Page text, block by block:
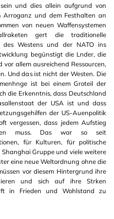
und dies allein aufgrund von
Arroganz und dem Festhalten an
von neuen Waffensystemen
gert die traditionelle
Westens und der NATO ins
begünstigt die Lnder, die
allem ausreichend Ressourcen,
Und das ist nicht der Westen. Die
ist bei einem Groteil der
die Erkenntnis, dass Deutschland
der USA ist und dass
der US-Auenpolitik
vergessen, dass jedem Aufstieg
muss. Das war so seit
für Kulturen, für politische
Shanghai Gruppe und viele weitere
eine neue Weltordnung ohne die
vor diesem Hintergrund ihre
und sich auf ihre Strken
in Frieden und Wohlstand zu